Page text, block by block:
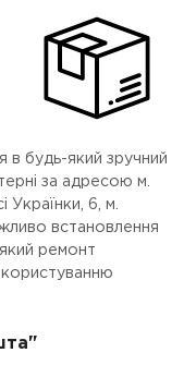
в будь-який зручний
за адресою м.
Українки, 6, м.
встановлення
ремонт
користуванню